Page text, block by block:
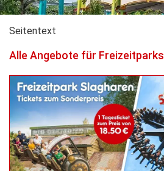
Seitentext
Alle Angebote für Freizeitparks